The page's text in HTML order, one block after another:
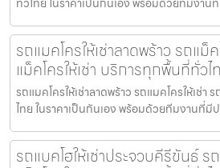
รถแมคโครให้เช่าลาดพร้าว รถแม็
แม็คโครให้เช่า บริการทุกพื้นที่ทั่ว
รถแมคโครให้เช่าลาดพร้าว รถแมคโครให้เช่า
ไทย ในราคาเป็นกันเอง พร้อมด้วยทีมงานที่มี
รถแบคโฮให้เช่าประจวบคีรีขันธ์ ร